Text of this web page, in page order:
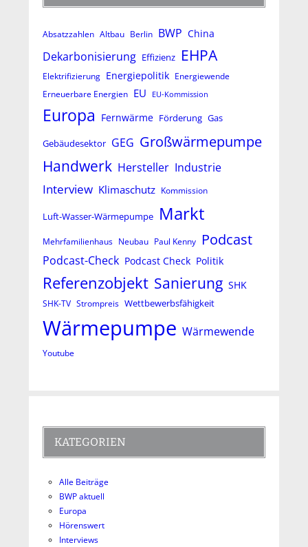
Absatzzahlen Altbau Berlin BWP China
Dekarbonisierung Effizienz EHPA
Elektrifizierung Energiepolitik Energiewende
Erneuerbare Energien EU EU-Kommission
Europa Fernwärme Förderung Gas
Gebäudesektor GEG Großwärmepumpe
Handwerk Hersteller Industrie
Interview Klimaschutz Kommission
Luft-Wasser-Wärmepumpe Markt
Mehrfamilienhaus Neubau Paul Kenny Podcast
Podcast-Check Podcast Check Politik
Referenzobjekt Sanierung SHK
SHK-TV Strompreis Wettbewerbsfähigkeit
Wärmepumpe Wärmewende
Youtube
KATEGORIEN
Alle Beiträge
BWP aktuell
Europa
Hörenswert
Interviews